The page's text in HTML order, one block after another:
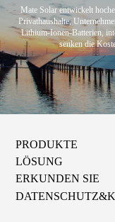
Mate Solar entwickelt
Privathaushalte,
Lithium-Ionen-Batterien,
senken die
PRODUKTE
LÖSUNG
ERKUNDEN SIE